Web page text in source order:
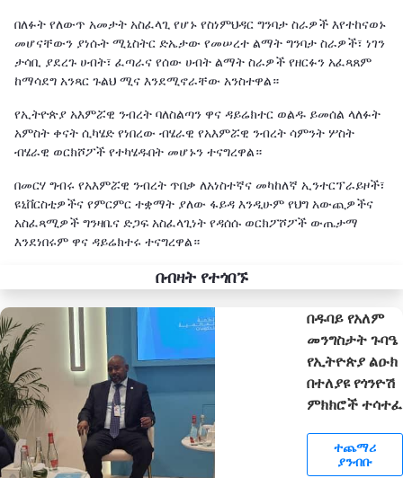
በለፉት የለውጥ አመታት አስፈላጊ የሆኑ የስነምህዳር ግንባታ ስራዎች እየተከናወኑ
መሆናቸውን ያነሱት ሚኒስትር ድኤታው የመሠረተ ልማት ግንባታ ስራዎች፣ ነገን
ታሳቢ ያደረጉ ሀብት፣ ፈጣራና የሰው ሀብት ልማት ስራዎች የዘርፉን አፈጻጸም
ከማሳደግ አንጻር ጉልህ ሚና እንደሚኖራቸው አንስተዋል።
የኢትዮጵያ አእምሯዊ ንብረት ባለስልጣን ዋና ዳይሬክተር ወልዱ ይመሰል ላለፉት
አምስት ቀናት ሲካሄድ የነበረው ብሄራዊ የአእምሯዊ ንብረት ሳምንት ሦስት
ብሄራዊ ወርክሾፖች የተካሄዱበት መሆኑን ተናግረዋል።
በመርሃ ግብሩ የአእምሯዊ ንብረት ጥበቃ ለአነስተኛና መካከለኛ ኢንተርፕራይዞች፣
ዩኒቨርስቲዎችና የምርምር ተቋማት ያለው ፋይዳ እንዲሁም የህግ አውጪዎችና
አስፈጻሚዎች ግንዛቤና ድጋፍ አስፈላጊነት የዳሰሱ ወርክፖሾፖች ውጤታማ
እንደነበሩም ዋና ዳይሬክተሩ ተናግረዋል።
በብዛት የተጎበኙ
በዱባይ የአለም
መንግስታት ጉባዔ
የኢትዮጵያ ልዑክ
በተለያዩ የጎንዮሽ
ምክክሮች ተሳተፈ
ተጨማሪ
ያንብቡ